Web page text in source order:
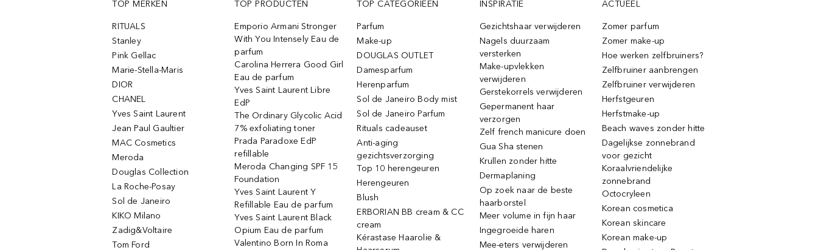
TOP MERKEN
RITUALS
Stanley
Pink Gellac
Marie-Stella-Maris
DIOR
CHANEL
Yves Saint Laurent
Jean Paul Gaultier
MAC Cosmetics
Meroda
Douglas Collection
La Roche-Posay
Sol de Janeiro
KIKO Milano
Zadig&Voltaire
Tom Ford
TOP PRODUCTEN
Emporio Armani Stronger
With You Intensely Eau de
parfum
Carolina Herrera Good Girl
Eau de parfum
Yves Saint Laurent Libre
EdP
The Ordinary Glycolic Acid
7% exfoliating toner
Prada Paradoxe EdP
refillable
Meroda Changing SPF 15
Foundation
Yves Saint Laurent Y
Refillable Eau de parfum
Yves Saint Laurent Black
Opium Eau de parfum
Valentino Born In Roma
TOP CATEGORIEËN
Parfum
Make-up
DOUGLAS OUTLET
Damesparfum
Herenparfum
Sol de Janeiro Body mist
Sol de Janeiro Parfum
Rituals cadeauset
Anti-aging
gezichtsverzorging
Top 10 herengeuren
Herengeuren
Blush
ERBORIAN BB cream & CC
cream
Kérastase Haarolie &
INSPIRATIE
Gezichtshaar verwijderen
Nagels duurzaam
versterken
Make-upvlekken
verwijderen
Gerstekorrels verwijderen
Gepermanent haar
verzorgen
Zelf french manicure doen
Gua Sha stenen
Krullen zonder hitte
Dermaplaning
Op zoek naar de beste
haarborstel
Meer volume in fijn haar
Ingegroeide haren
Mee-eters verwijderen
ACTUEEL
Zomer parfum
Zomer make-up
Hoe werken zelfbruiners?
Zelfbruiner aanbrengen
Zelfbruiner verwijderen
Herfstgeuren
Herfstmake-up
Beach waves zonder hitte
Dagelijkse zonnebrand
voor gezicht
Koraalvriendelijke
zonnebrand
Octocryleen
Korean cosmetica
Korean skincare
Korean make-up